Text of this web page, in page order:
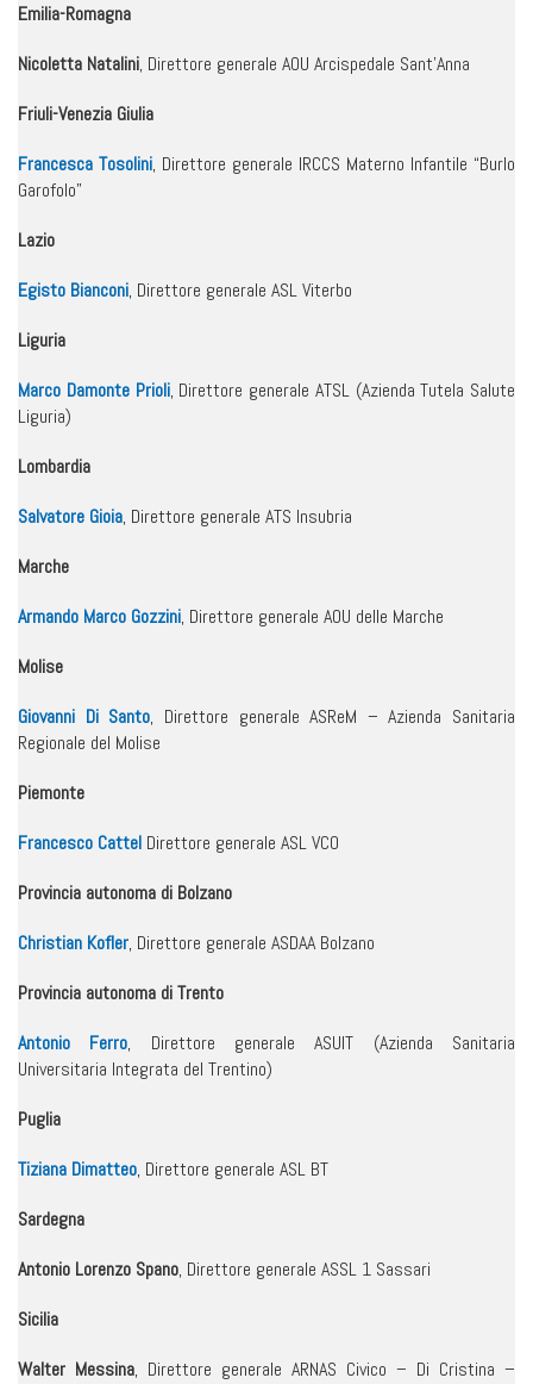
Emilia-Romagna
Nicoletta Natalini, Direttore generale AOU Arcispedale Sant’Anna
Friuli-Venezia Giulia
Francesca Tosolini, Direttore generale IRCCS Materno Infantile “Burlo
Garofolo”
Lazio
Egisto Bianconi, Direttore generale ASL Viterbo
Liguria
Marco Damonte Prioli, Direttore generale ATSL (Azienda Tutela Salute
Liguria)
Lombardia
Salvatore Gioia, Direttore generale ATS Insubria
Marche
Armando Marco Gozzini, Direttore generale AOU delle Marche
Molise
Giovanni Di Santo, Direttore generale ASReM – Azienda Sanitaria
Regionale del Molise
Piemonte
Francesco Cattel Direttore generale ASL VCO
Provincia autonoma di Bolzano
Christian Kofler, Direttore generale ASDAA Bolzano
Provincia autonoma di Trento
Antonio Ferro, Direttore generale ASUIT (Azienda Sanitaria
Universitaria Integrata del Trentino)
Puglia
Tiziana Dimatteo, Direttore generale ASL BT
Sardegna
Antonio Lorenzo Spano, Direttore generale ASSL 1 Sassari
Sicilia
Walter Messina, Direttore generale ARNAS Civico – Di Cristina –